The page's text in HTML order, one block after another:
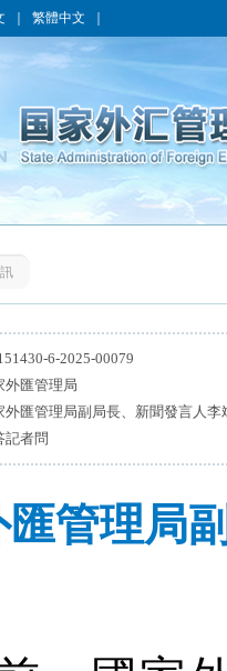
繁體中文
6-2025-00079
外匯管理局
外匯管理局副局長、新聞發言人
記者問
匯管理局